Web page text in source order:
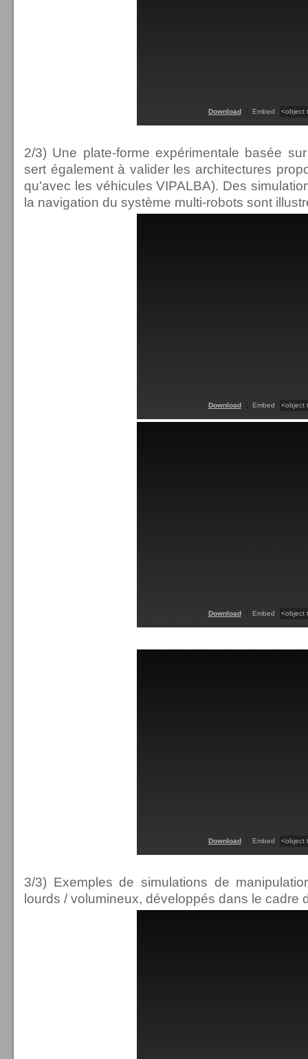
Download Embed
2/3) Une plate-forme expérimentale basée
sert également à valider les architectures
qu'avec les véhicules VIPALBA). Des
la navigation du système multi-robots sont
Download Embed
Download Embed
Download Embed
3/3) Exemples de simulations de
lourds / volumineux, développés dans le cadre